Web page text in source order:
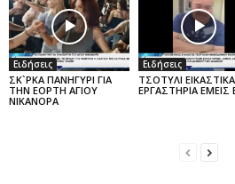
Ειδήσεις
ΣΚ`ΡΚΑ ΠΑΝΗΓΥΡΙ ΓΙΑ
ΤΗΝ ΕΟΡΤΗ ΑΓΙΟΥ
ΝΙΚΑΝΟΡΑ
Ειδήσεις
ΤΣΟΤΥΛΙ ΕΙΚΑΣΤΙΚΑ
ΕΡΓΑΣΤΗΡΙΑ ΕΜΕΙΣ